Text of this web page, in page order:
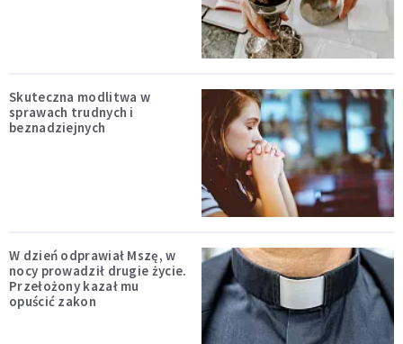
Skuteczna modlitwa w
sprawach trudnych i
beznadziejnych
W dzień odprawiał Mszę, w
nocy prowadził drugie życie.
Przełożony kazał mu
opuścić zakon